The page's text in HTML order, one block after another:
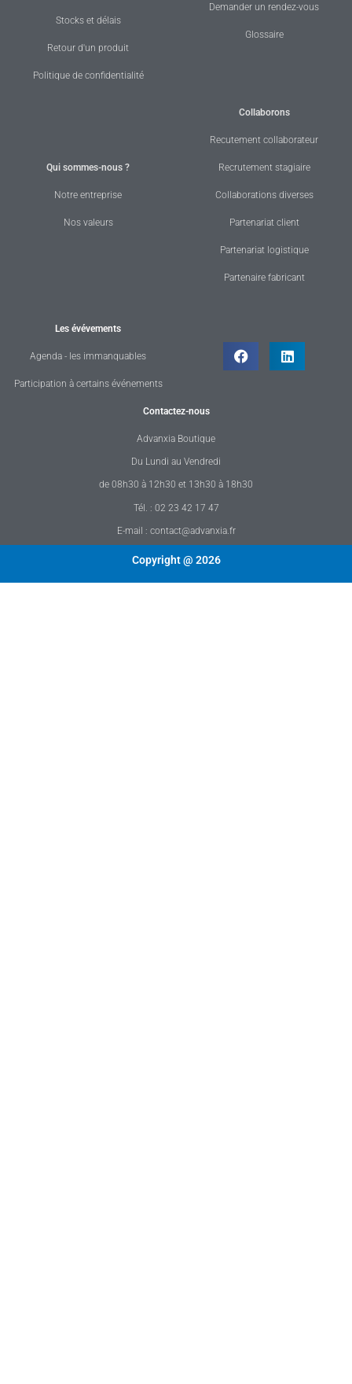
Stocks et délais
Retour d'un produit
Politique de confidentialité
Demander un rendez-vous
Glossaire
Qui sommes-nous ?
Notre entreprise
Nos valeurs
Collaborons
Recutement collaborateur
Recrutement stagiaire
Collaborations diverses
Partenariat client
Partenariat logistique
Partenaire fabricant
Les évévements
Agenda - les immanquables
Participation à certains événements
Contactez-nous
Advanxia Boutique
Du Lundi au Vendredi
de 08h30 à 12h30 et 13h30 à 18h30
Tél. : 02 23 42 17 47
E-mail : contact@advanxia.fr
Copyright @ 2026